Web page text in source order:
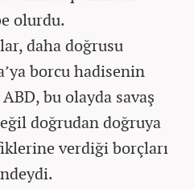
olurdu.
daha doğrusu
borcu hadisenin
bu olayda savaş
doğrudan doğruya
verdiği borçları